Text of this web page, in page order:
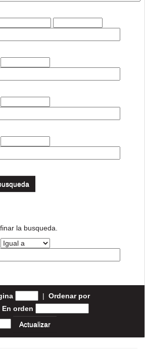
la busqueda.
| Ordenar por
En orden